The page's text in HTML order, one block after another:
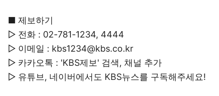
■ 제보하기
▷ 전화 : 02-781-1234, 4444
▷ 이메일 : kbs1234@kbs.co.kr
▷ 카카오톡 : 'KBS제보' 검색, 채널 추가
▷ 유튜브, 네이버에서도 KBS뉴스를 구독해주세요!